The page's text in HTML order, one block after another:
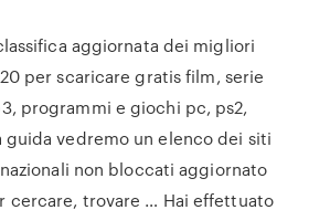
aggiornata dei migliori
per scaricare gratis film, serie
programmi e giochi pc, ps2,
guida vedremo un elenco dei siti
non bloccati aggiornato
cercare, trovare … Hai effettuato